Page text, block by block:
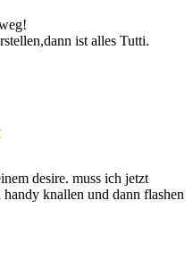
ist alles Tutti.
desire. muss ich jetzt
knallen und dann flashen